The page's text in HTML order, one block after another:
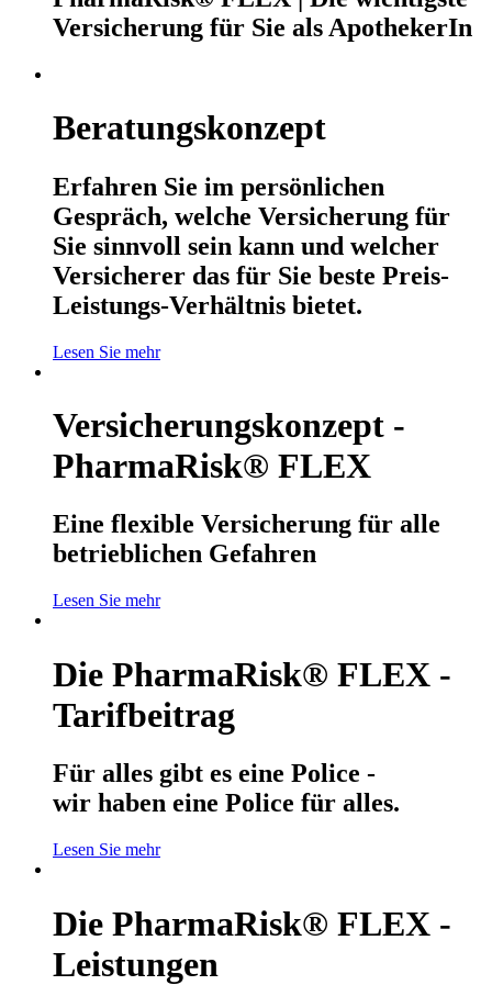
Versicherung für Sie als ApothekerIn
Beratungskonzept
Erfahren Sie im persönlichen
Gespräch, welche Versicherung für
Sie sinnvoll sein kann und welcher
Versicherer das für Sie beste Preis-
Leistungs-Verhältnis bietet.
Lesen Sie mehr
Versicherungskonzept -
PharmaRisk® FLEX
Eine flexible Versicherung für alle
betrieblichen Gefahren
Lesen Sie mehr
Die PharmaRisk® FLEX -
Tarifbeitrag
Für alles gibt es eine Police -
wir haben eine Police für alles.
Lesen Sie mehr
Die PharmaRisk® FLEX -
Leistungen